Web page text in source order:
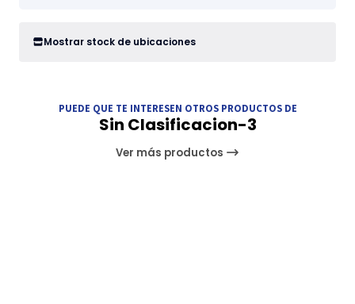
Mostrar stock de ubicaciones
PUEDE QUE TE INTERESEN OTROS PRODUCTOS DE
Sin Clasificacion-3
Ver más productos